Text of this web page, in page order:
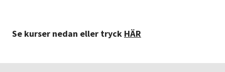
Se kurser nedan eller tryck HÄR